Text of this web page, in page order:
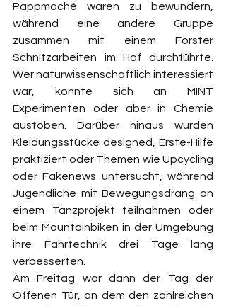
Pappmaché waren zu bewundern,
während eine andere Gruppe
zusammen mit einem Förster
Schnitzarbeiten im Hof durchführte.
Wer naturwissenschaftlich interessiert
war, konnte sich an MINT
Experimenten oder aber in Chemie
austoben. Darüber hinaus wurden
Kleidungsstücke designed, Erste-Hilfe
praktiziert oder Themen wie Upcycling
oder Fakenews untersucht, während
Jugendliche mit Bewegungsdrang an
einem Tanzprojekt teilnahmen oder
beim Mountainbiken in der Umgebung
ihre Fahrtechnik drei Tage lang
verbesserten.
Am Freitag war dann der Tag der
Offenen Tür, an dem den zahlreichen